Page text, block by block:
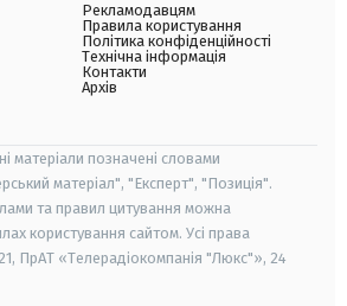
Рекламодавцям
Правила користування
Політика конфіденційності
Технічна інформація
Контакти
Архів
матеріали позначені словами
матеріал", "Експерт", "Позиція".
та правил цитування можна
користування сайтом. Усі права
ПрАТ «Телерадіокомпанія "Люкс"», 24